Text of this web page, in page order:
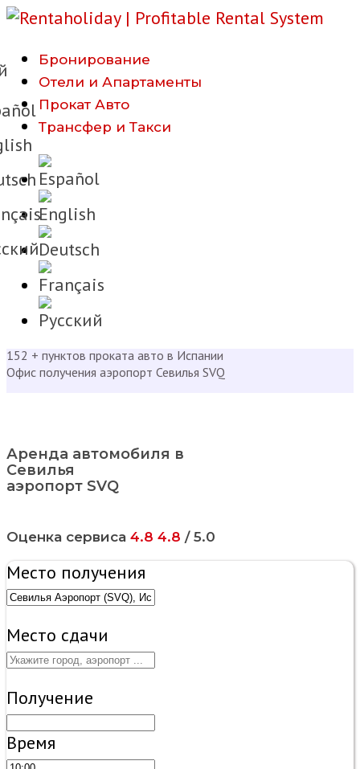
Бронирование
Отели и Апартаменты
Прокат Авто
Трансфер и Такси
152 + пунктов проката авто в Испании
Офис получения аэропорт Севилья SVQ
Аренда автомобиля в
Севилья
аэропорт SVQ
Оценка сервиса 4.8 4.8 / 5.0
Место получения
Место сдачи
Получение
Время